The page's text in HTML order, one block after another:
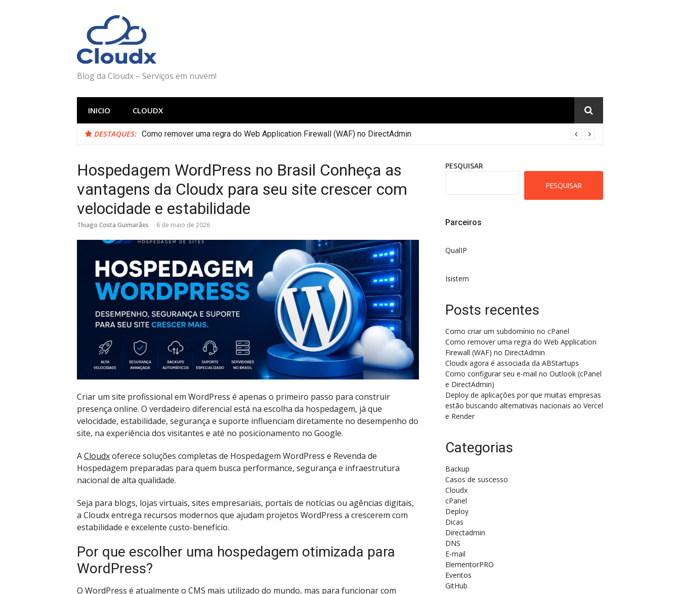
Blog da Cloudx – Serviços em nuvem!
INICIO CLOUDX
DESTAQUES: Como remover uma regra do Web Application Firewall (WAF) no DirectAdmin
Hospedagem WordPress no Brasil Conheça as
vantagens da Cloudx para seu site crescer com
velocidade e estabilidade
Thiago Costa Guimarães 6 de maio de 2026
Criar um site profissional em WordPress é apenas o primeiro passo para construir
presença online. O verdadeiro diferencial está na escolha da hospedagem, já que
velocidade, estabilidade, segurança e suporte influenciam diretamente no desempenho do
site, na experiência dos visitantes e até no posicionamento no Google.
ACloudxoferece soluções completas de Hospedagem WordPress e Revenda de
Hospedagem preparadas para quem busca performance, segurança e infraestrutura
nacional de alta qualidade.
Seja para blogs, lojas virtuais, sites empresariais, portais de notícias ou agências digitais,
a Cloudx entrega recursos modernos que ajudam projetos WordPress a crescerem com
estabilidade e excelente custo-benefício.
Por que escolher uma hospedagem otimizada para
WordPress?
O WordPress é atualmente o CMS mais utilizado do mundo, mas para funcionar com
PESQUISAR
PESQUISAR
Parceiros
QualIP
Isistem
Posts recentes
Como criar um subdomínio no cPanel
Como remover uma regra do Web Application
Firewall (WAF) no DirectAdmin
Cloudx agora é associada da ABStartups
Como configurar seu e-mail no Outlook (cPanel
e DirectAdmin)
Deploy de aplicações por que muitas empresas
estão buscando alternativas nacionais ao Vercel
e Render
Categorias
Backup
Casos de suscesso
Cloudx
cPanel
Deploy
Dicas
Directadmin
DNS
E-mail
ElementorPRO
Eventos
GitHub